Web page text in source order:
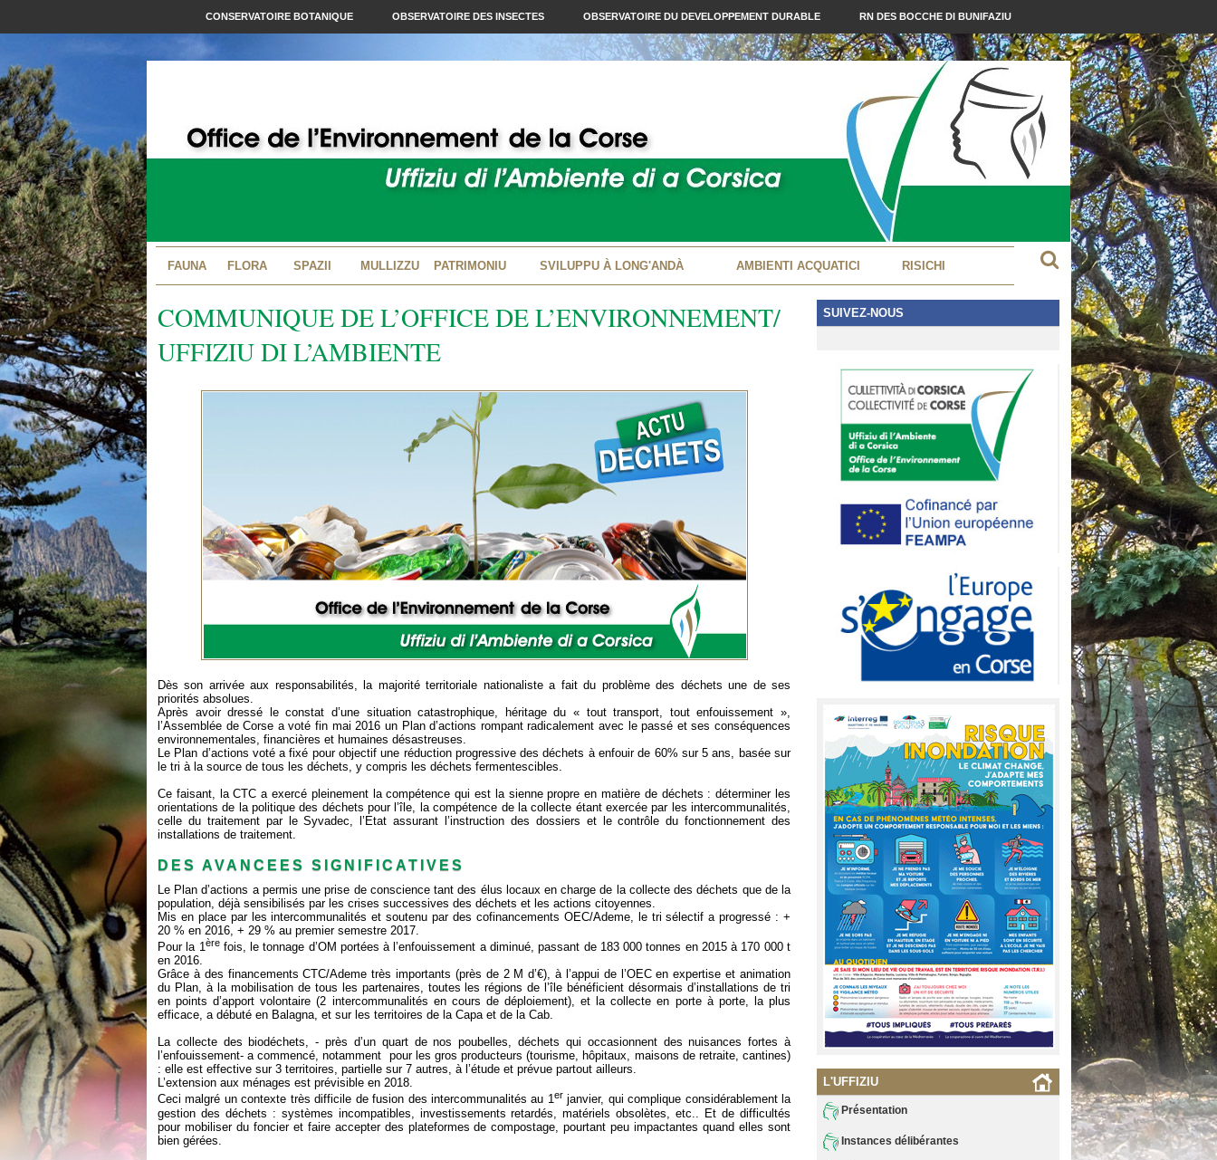
CONSERVATOIRE BOTANIQUE OBSERVATOIRE DES INSECTES OBSERVATOIRE DU DEVELOPPEMENT DURABLE RN DES BOCCHE DI BUNIFAZIU
FAUNA FLORA SPAZII MULLIZZU PATRIMONIU SVILUPPU À LONG'ANDÀ AMBIENTI ACQUATICI RISICHI
COMMUNIQUE DE L’OFFICE DE L’ENVIRONNEMENT/
UFFIZIU DI L’AMBIENTE
Dès son arrivée aux responsabilités, la majorité territoriale nationaliste a fait du problème des déchets une de ses
priorités absolues.
Après avoir dressé le constat d’une situation catastrophique, héritage du « tout transport, tout enfouissement »,
l’Assemblée de Corse a voté fin mai 2016 un Plan d’actions rompant radicalement avec le passé et ses conséquences
environnementales, financières et humaines désastreuses.
Le Plan d’actions voté a fixé pour objectif une réduction progressive des déchets à enfouir de 60% sur 5 ans, basée sur
le tri à la source de tous les déchets, y compris les déchets fermentescibles.
Ce faisant, la CTC a exercé pleinement la compétence qui est la sienne propre en matière de déchets : déterminer les
orientations de la politique des déchets pour l’île, la compétence de la collecte étant exercée par les intercommunalités,
celle du traitement par le Syvadec, l’Etat assurant l’instruction des dossiers et le contrôle du fonctionnement des
installations de traitement.
DES AVANCEES SIGNIFICATIVES
Le Plan d’actions a permis une prise de conscience tant des élus locaux en charge de la collecte des déchets que de la
population, déjà sensibilisés par les crises successives des déchets et les actions citoyennes.
Mis en place par les intercommunalités et soutenu par des cofinancements OEC/Ademe, le tri sélectif a progressé : +
20 % en 2016, + 29 % au premier semestre 2017.
Pour la 1èrefois, le tonnage d’OM portées à l’enfouissement a diminué, passant de 183 000 tonnes en 2015 à 170 000 t
en 2016.
Grâce à des financements CTC/Ademe très importants (près de 2 M d’€), à l’appui de l’OEC en expertise et animation
du Plan, à la mobilisation de tous les partenaires, toutes les régions de l’île bénéficient désormais d’installations de tri
en points d’apport volontaire (2 intercommunalités en cours de déploiement), et la collecte en porte à porte, la plus
efficace, a débuté en Balagna, et sur les territoires de la Capa et de la Cab.
La collecte des biodéchets, - près d’un quart de nos poubelles, déchets qui occasionnent des nuisances fortes à
l’enfouissement- a commencé, notamment pour les gros producteurs (tourisme, hôpitaux, maisons de retraite, cantines)
: elle est effective sur 3 territoires, partielle sur 7 autres, à l’étude et prévue partout ailleurs.
L’extension aux ménages est prévisible en 2018.
Ceci malgré un contexte très difficile de fusion des intercommunalités au 1er janvier, qui complique considérablement la
gestion des déchets : systèmes incompatibles, investissements retardés, matériels obsolètes, etc.. Et de difficultés
pour mobiliser du foncier et faire accepter des plateformes de compostage, pourtant peu impactantes quand elles sont
bien gérées.
SUIVEZ-NOUS
L'UFFIZIU
Présentation
Instances délibérantes